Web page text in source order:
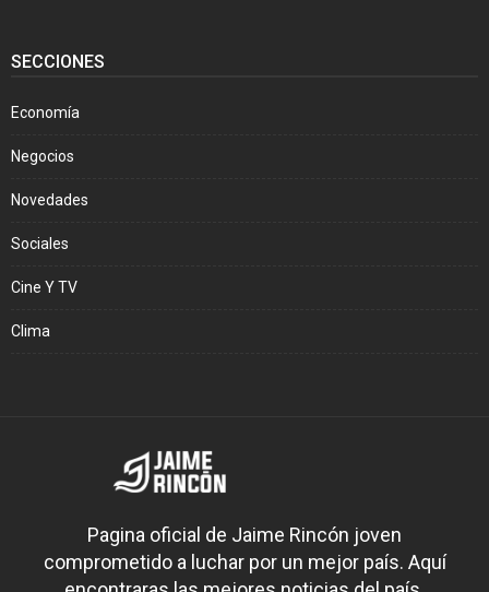
SECCIONES
Economía
Negocios
Novedades
Sociales
Cine Y TV
Clima
Pagina oficial de Jaime Rincón joven
comprometido a luchar por un mejor país. Aquí